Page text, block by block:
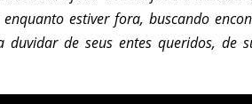
estiver fora, buscando
duvidar de seus entes queridos, de